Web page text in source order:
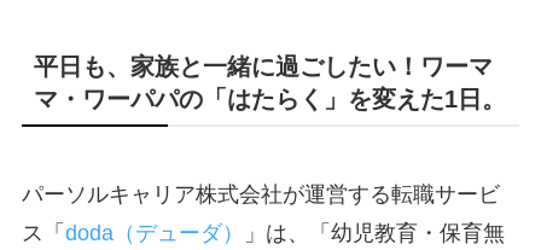
平日も、家族と一緒に過ごしたい！ワーマ
マ・ワーパパの「はたらく」を変えた1日。
パーソルキャリア株式会社が運営する転職サービ
ス「 doda（デューダ）
」は、「幼児教育・保育無